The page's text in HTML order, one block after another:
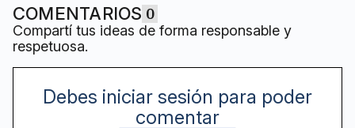
COMENTARIOS 0
Compartí tus ideas de forma responsable y
respetuosa.
Debes iniciar sesión para poder
comentar